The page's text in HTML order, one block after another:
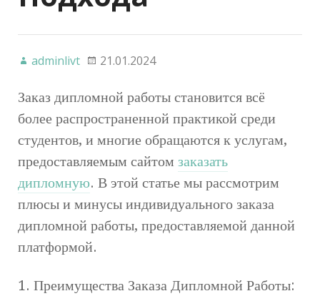
adminlivt 21.01.2024
Заказ дипломной работы становится всё
более распространенной практикой среди
студентов, и многие обращаются к услугам,
предоставляемым сайтом заказать
дипломную. В этой статье мы рассмотрим
плюсы и минусы индивидуального заказа
дипломной работы, предоставляемой данной
платформой.
1. Преимущества Заказа Дипломной Работы: